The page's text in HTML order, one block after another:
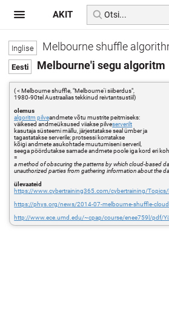
Melbourne shuffle
Melbourne'i segu algoritm
( < Melbourne shuffle, "Melbourne'i siiberdus",
1980-90tel Austraalias tekkinud reivtantsustiil)
olemus
algoritm pilveandmete võtu mustrite peitmiseks:
väikesed andmeüksused viiakse pilveserverilt
kasutaja süsteemi mällu, järjestatakse seal ümber ja
tagastatakse serverile; protsessi korratakse
kõigi andmete asukohtade muutumiseni serveril,
seega pöördutakse samade andmete poole iga kord eri
=
a method of obscuring the patterns by which cloud-based
unauthorized parties from gathering information about the
ülevaateid
https://www.cybertraining365.com/cybertraining/
https://phys.org/news/2014-07-melbourne-shuffle-
http://www.ece.umd.edu/~cpap/course/enee759l/pdf/
AKIT